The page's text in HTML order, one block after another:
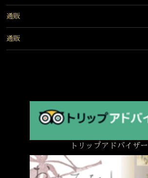
通販
通販
トリップアドバイザー